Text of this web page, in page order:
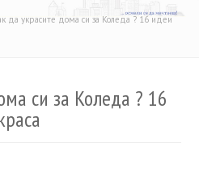
да украсите дома си за Коледа ? 16 идеи
си за Коледа ? 16